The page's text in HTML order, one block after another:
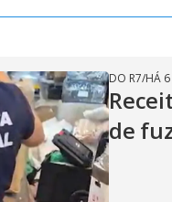
DO R7/HÁ
de